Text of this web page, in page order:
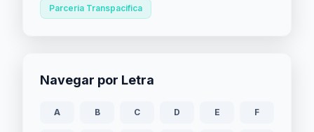
Parceria Transpacifica
Navegar por Letra
A B C D E F